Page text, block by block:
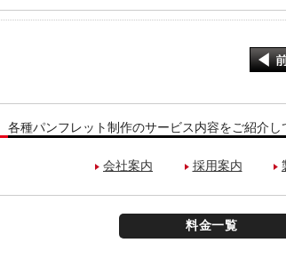
各種パンフレット制作のサービス内容をご紹介し
会社案内 採用案内
料金一覧